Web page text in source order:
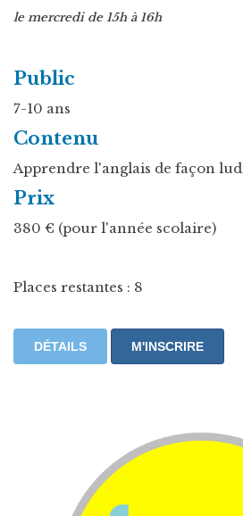
le mercredi de 15h à 16h
Public
7-10 ans
Contenu
Apprendre l'anglais de façon
Prix
380 € (pour l'année scolaire)
Places restantes : 8
DÉTAILS M'INSCRIRE